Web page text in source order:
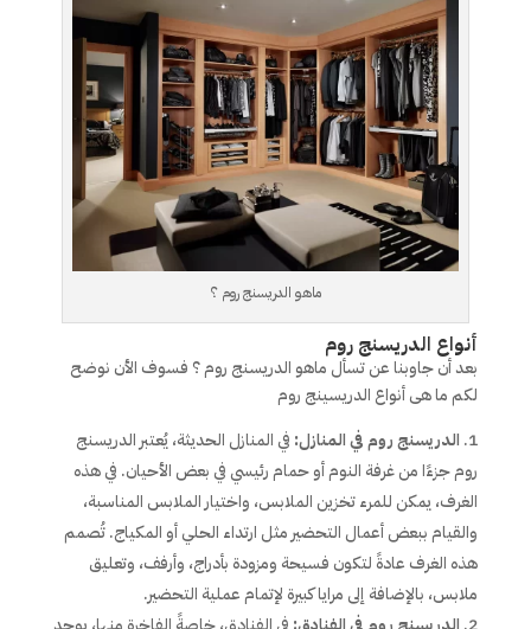
ماهو الدريسنج روم ؟
أنواع الدريسنج روم
بعد أن جاوبنا عن تسأل ماهو الدريسنج روم ؟ فسوف الأن نوضح
لكم ما هى أنواع الدريسينج روم
الدريسنج روم في المنازل: في المنازل الحديثة، يُعتبر الدريسنج
روم جزءًا من غرفة النوم أو حمام رئيسي في بعض الأحيان. في هذه
الغرف، يمكن للمرء تخزين الملابس، واختيار الملابس المناسبة،
والقيام ببعض أعمال التحضير مثل ارتداء الحلي أو المكياج. تُصمم
هذه الغرف عادةً لتكون فسيحة ومزودة بأدراج، وأرفف، وتعليق
ملابس، بالإضافة إلى مرايا كبيرة لإتمام عملية التحضير.